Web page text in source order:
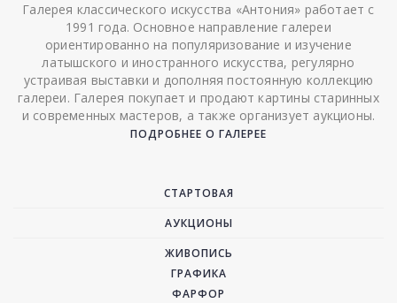
Галерея классического искусства «Антония» работает с
1991 года. Основное направление галереи
ориентированно на популяризование и изучение
латышского и иностранного искусства, регулярно
устраивая выставки и дополняя постоянную коллекцию
галереи. Галерея покупает и продают картины старинных
и современных мастеров, а также организует аукционы.
ПОДРОБНЕЕ О ГАЛЕРЕЕ
СТАРТОВАЯ
АУКЦИОНЫ
ЖИВОПИСЬ
ГРАФИКА
ФАРФОР